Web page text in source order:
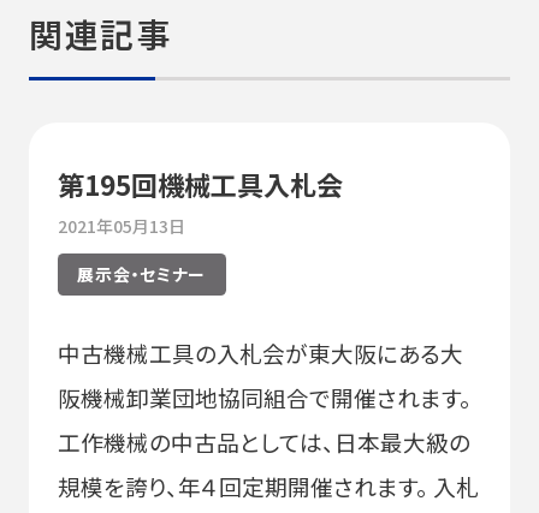
関連記事
第195回機械工具入札会
2021年05月13日
展示会・セミナー
中古機械工具の入札会が東大阪にある大
阪機械卸業団地協同組合で開催されます。
工作機械の中古品としては、日本最大級の
規模を誇り、年４回定期開催されます。 入札